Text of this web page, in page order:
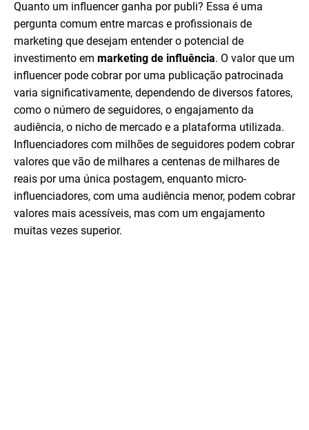
Quanto um influencer ganha por publi? Essa é uma
pergunta comum entre marcas e profissionais de
marketing que desejam entender o potencial de
investimento em marketing de influência. O valor que um
influencer pode cobrar por uma publicação patrocinada
varia significativamente, dependendo de diversos fatores,
como o número de seguidores, o engajamento da
audiência, o nicho de mercado e a plataforma utilizada.
Influenciadores com milhões de seguidores podem cobrar
valores que vão de milhares a centenas de milhares de
reais por uma única postagem, enquanto micro-
influenciadores, com uma audiência menor, podem cobrar
valores mais acessíveis, mas com um engajamento
muitas vezes superior.